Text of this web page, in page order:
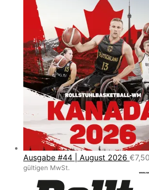
Ausgabe #44 | August 2026 €7,50
gültigen MwSt.